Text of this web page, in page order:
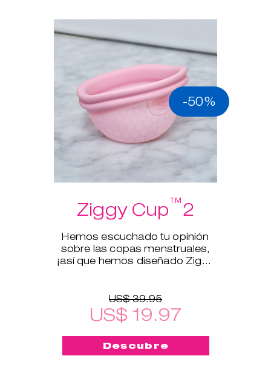
-50%
Ziggy Cup™2
Hemos escuchado tu opinión
sobre las copas menstruales,
¡así que hemos diseñado Ziggy
US$ 39.95
US$ 19.97
Descubre